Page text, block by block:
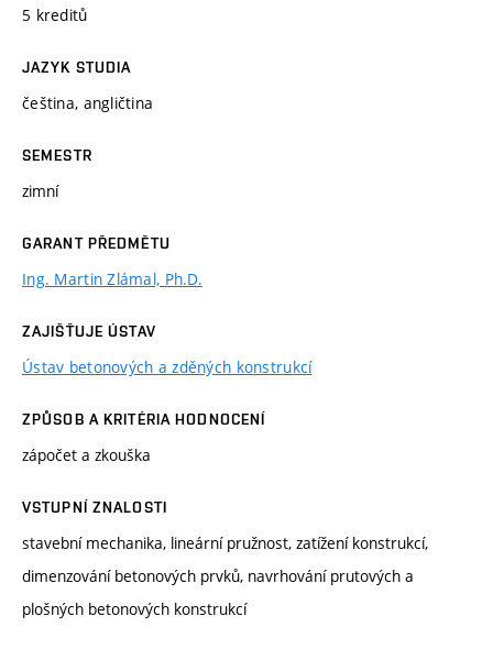
5 kreditů
JAZYK STUDIA
čeština, angličtina
SEMESTR
zimní
GARANT PŘEDMĚTU
Ing. Martin Zlámal, Ph.D.
ZAJIŠŤUJE ÚSTAV
Ústav betonových a zděných konstrukcí
ZPŮSOB A KRITÉRIA HODNOCENÍ
zápočet a zkouška
VSTUPNÍ ZNALOSTI
stavební mechanika, lineární pružnost, zatížení konstrukcí,
dimenzování betonových prvků, navrhování prutových a
plošných betonových konstrukcí